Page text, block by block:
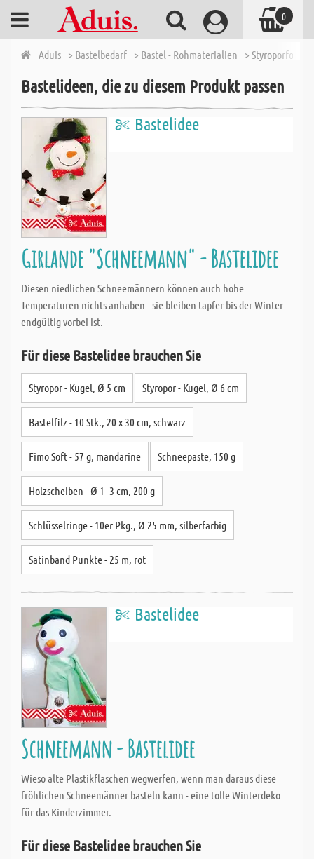
Aduis > Bastelbedarf > Bastel - Rohmaterialien >
Bastelideen, die zu diesem Produkt passen
Bastelidee
Girlande "Schneemann" - Bastelidee
Diesen niedlichen Schneemännern können auch hohe
Temperaturen nichts anhaben - sie bleiben tapfer bis der Winter
endgültig vorbei ist.
Für diese Bastelidee brauchen Sie
Styropor - Kugel, Ø 5 cm Styropor - Kugel, Ø 6 cm
Bastelfilz - 10 Stk., 20 x 30 cm, schwarz
Fimo Soft - 57 g, mandarine Schneepaste, 150 g
Holzscheiben - Ø 1- 3 cm, 200 g
Schlüsselringe - 10er Pkg., Ø 25 mm, silberfarbig
Satinband Punkte - 25 m, rot
Bastelidee
Schneemann - Bastelidee
Wieso alte Plastikflaschen wegwerfen, wenn man daraus diese
fröhlichen Schneemänner basteln kann - eine tolle Winterdeko
für das Kinderzimmer.
Für diese Bastelidee brauchen Sie
0